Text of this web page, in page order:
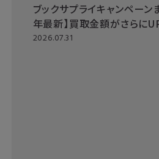
ブックサプライキャンペーン
年最新】買取金額がさらに
2026.07.31